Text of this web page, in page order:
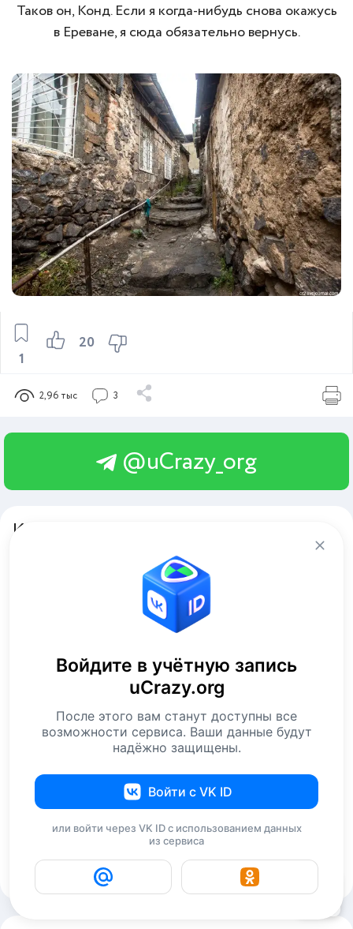
20
1
Таков он, Конд. Если я когда-нибудь снова окажусь
в Ереване, я сюда обязательно вернусь.
2,96 тыс 3
@uCrazy_org
Комментарии
8 февраля 2017 03:32
А от местных п*здячек там можно получить?
Ответить
Странник
8 февраля 2017 06:16
хммммммммм типа антисанитарии нету а
простите, куда они в туалет ходют?
канализации там точно нет! и сливной канал
на улице(на ото)...хмммм
+2
Ответить
8 февраля 2017 07:00
Канализация скорее всего есть, на одной из
фоток видно канализационный люк на дороге.
Ответить
Войдите в учётную запись
uCrazy.org
После этого вам станут доступны все
возможности сервиса. Ваши данные будут
надёжно защищены.
Войти с VK ID
или войти через VK ID с использованием данных
из сервиса